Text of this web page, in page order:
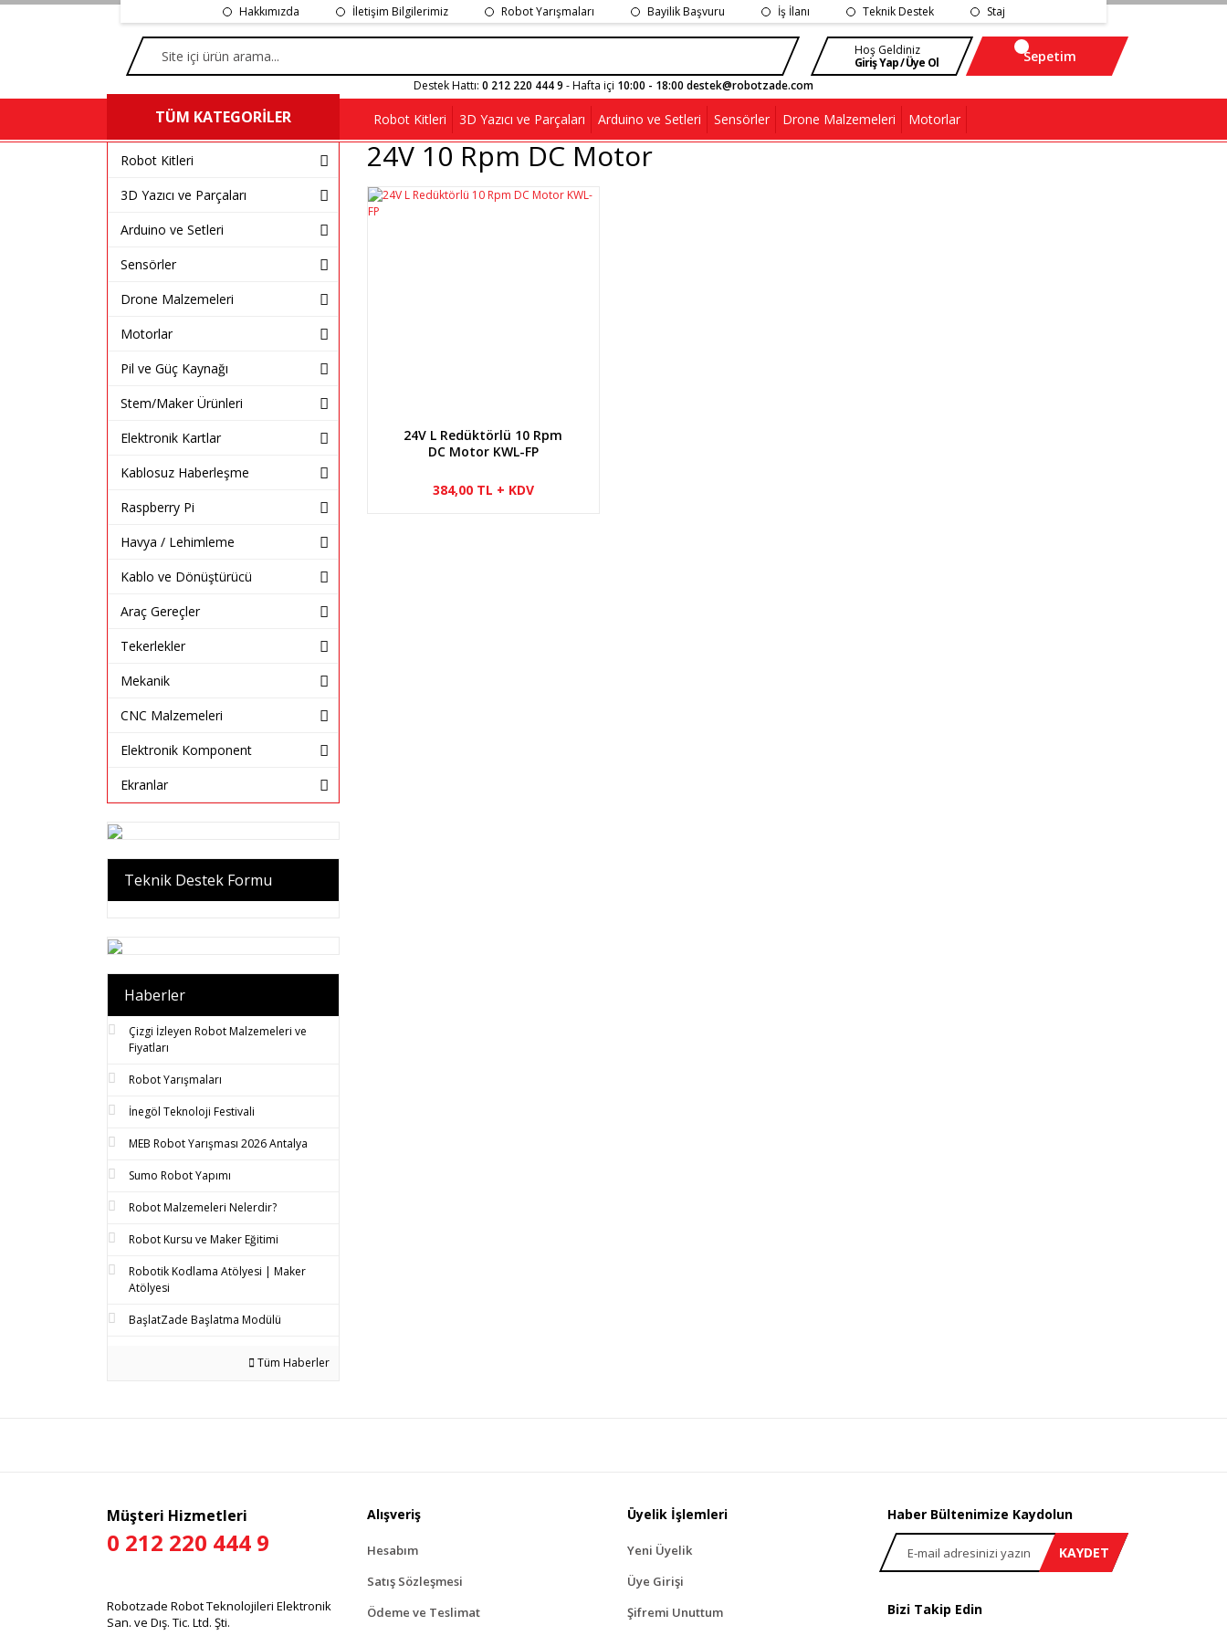
Hakkımızda İletişim Bilgilerimiz Robot Yarışmaları Bayilik Başvuru İş İlanı Teknik Destek Staj
Hoş Geldiniz
Giriş Yap / Üye Ol
Sepetim
Destek Hattı: 0 212 220 444 9 - Hafta içi 10:00 - 18:00 destek@robotzade.com
TÜM KATEGORİLER Robot Kitleri 3D Yazıcı ve Parçaları Arduino ve Setleri Sensörler Drone Malzemeleri Motorlar
Robot Kitleri
3D Yazıcı ve Parçaları
Arduino ve Setleri
Sensörler
Drone Malzemeleri
Motorlar
Pil ve Güç Kaynağı
Stem/Maker Ürünleri
Elektronik Kartlar
Kablosuz Haberleşme
Raspberry Pi
Havya / Lehimleme
Kablo ve Dönüştürücü
Araç Gereçler
Tekerlekler
Mekanik
CNC Malzemeleri
Elektronik Komponent
Ekranlar
Teknik Destek Formu
Haberler
Çizgi İzleyen Robot Malzemeleri ve
Fiyatları
Robot Yarışmaları
İnegöl Teknoloji Festivali
MEB Robot Yarışması 2026 Antalya
Sumo Robot Yapımı
Robot Malzemeleri Nelerdir?
Robot Kursu ve Maker Eğitimi
Robotik Kodlama Atölyesi | Maker
Atölyesi
BaşlatZade Başlatma Modülü
Tüm Haberler
24V 10 Rpm DC Motor
24V L Redüktörlü 10 Rpm
DC Motor KWL-FP
384,00 TL + KDV
Müşteri Hizmetleri
0 212 220 444 9
Robotzade Robot Teknolojileri Elektronik
San. ve Dış. Tic. Ltd. Şti.
Alışveriş
Hesabım
Satış Sözleşmesi
Ödeme ve Teslimat
Üyelik İşlemleri
Yeni Üyelik
Üye Girişi
Şifremi Unuttum
Haber Bültenimize Kaydolun
KAYDET
Bizi Takip Edin